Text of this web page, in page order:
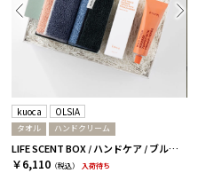
kuoca OLSIA
タオル ハンドクリーム
LIFE SCENT BOX / ハンドケア / ブルー＆ピンク
￥6,110 （税込） 入荷待ち